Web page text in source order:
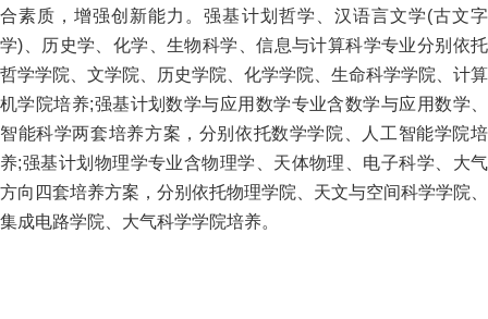
合素质，增强创新能力。强基计划哲学、汉语言文学(古文字
学)、历史学、化学、生物科学、信息与计算科学专业分别依托
哲学学院、文学院、历史学院、化学学院、生命科学学院、计算
机学院培养;强基计划数学与应用数学专业含数学与应用数学、
智能科学两套培养方案，分别依托数学学院、人工智能学院培
养;强基计划物理学专业含物理学、天体物理、电子科学、大气
方向四套培养方案，分别依托物理学院、天文与空间科学学院、
集成电路学院、大气科学学院培养。